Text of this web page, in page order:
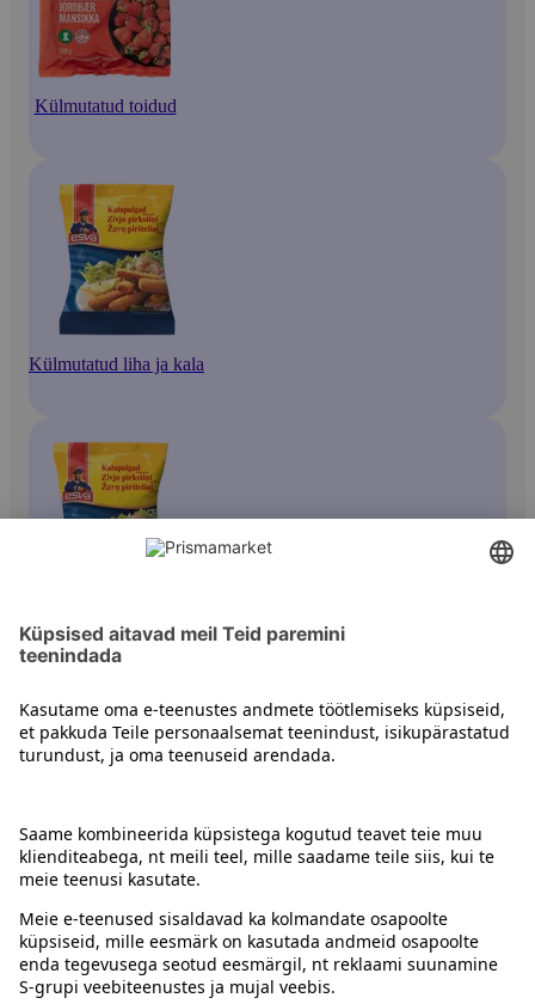
Külmutatud toidud
Külmutatud liha ja kala
Kala ja koorikloomad
Juhised
Tingimused